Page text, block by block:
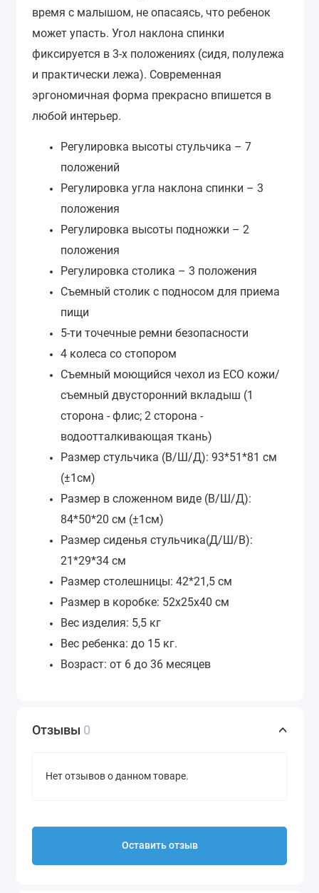
время с малышом, не опасаясь, что ребенок
может упасть. Угол наклона спинки
фиксируется в 3-х положениях (сидя, полулежа
и практически лежа). Современная
эргономичная форма прекрасно впишется в
любой интерьер.
Регулировка высоты стульчика – 7
положений
Регулировка угла наклона спинки – 3
положения
Регулировка высоты подножки – 2
положения
Регулировка столика – 3 положения
Съемный столик с подносом для приема
пищи
5-ти точечные ремни безопасности
4 колеса со стопором
Съемный моющийся чехол из ECO кожи/
съемный двусторонний вкладыш (1
сторона - флис; 2 сторона -
водоотталкивающая ткань)
Размер стульчика (В/Ш/Д): 93*51*81 см
(±1см)
Размер в сложенном виде (В/Ш/Д):
84*50*20 см (±1см)
Размер сиденья стульчика(Д/Ш/В):
21*29*34 см
Размер столешницы: 42*21,5 см
Размер в коробке: 52х25х40 см
Вес изделия: 5,5 кг
Вес ребенка: до 15 кг.
Возраст: от 6 до 36 месяцев
Отзывы 0
Нет отзывов о данном товаре.
Оставить отзыв